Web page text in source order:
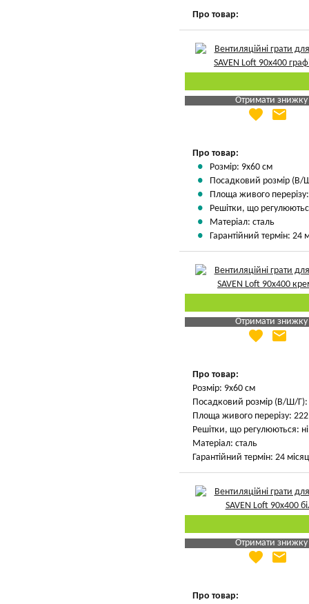
Про товар:
Отримати знижку
Яка Ваша ціна
favorite email
Про товар:
Розмір: 9х60 см
Посадковий розмір (В/
Площа живого
Решітки, що
Матеріал: сталь
Гарантійний термін: 24
Отримати знижку
Яка Ваша ціна
favorite email
Про товар:
Розмір: 9х60 см
Посадковий розмір (В/Ш/Г):
Площа живого перерізу:
Решітки, що регулюються: ні
Матеріал: сталь
Гарантійний термін: 24
Отримати знижку
Яка Ваша ціна
favorite email
Про товар: